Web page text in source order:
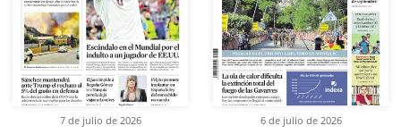
7 de julio de 2026 6 de julio de 2026